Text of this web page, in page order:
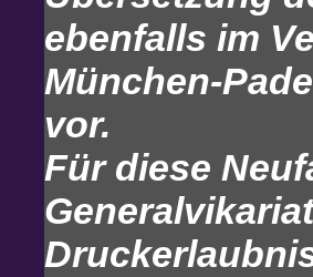
ebenfalls im
München-
vor.
Für diese